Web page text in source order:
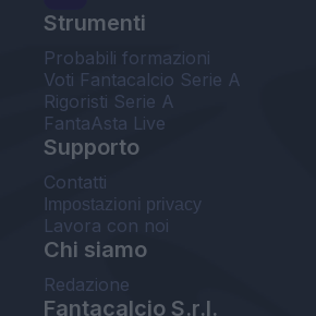
Strumenti
Probabili formazioni
Voti Fantacalcio Serie A
Rigoristi Serie A
FantaAsta Live
Supporto
Contatti
Impostazioni privacy
Lavora con noi
Chi siamo
Redazione
Fantacalcio S.r.l.